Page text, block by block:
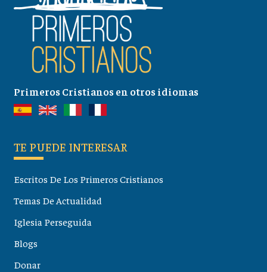
Primeros Cristianos en otros idiomas
TE PUEDE INTERESAR
Escritos De Los Primeros Cristianos
Temas De Actualidad
Iglesia Perseguida
Blogs
Donar